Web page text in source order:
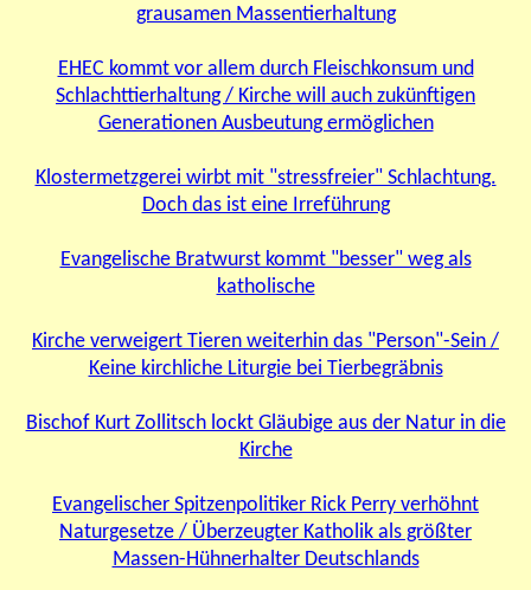
grausamen Massentierhaltung
EHEC kommt vor allem durch Fleischkonsum und
Schlachttierhaltung / Kirche will auch zukünftigen
Generationen Ausbeutung ermöglichen
Klostermetzgerei wirbt mit "stressfreier" Schlachtung.
Doch das ist eine Irreführung
Evangelische Bratwurst kommt "besser" weg als
katholische
Kirche verweigert Tieren weiterhin das "Person"-Sein /
Keine kirchliche Liturgie bei Tierbegräbnis
Bischof Kurt Zollitsch lockt Gläubige aus der Natur in die
Kirche
Evangelischer Spitzenpolitiker Rick Perry verhöhnt
Naturgesetze / Überzeugter Katholik als größter
Massen-Hühnerhalter Deutschlands